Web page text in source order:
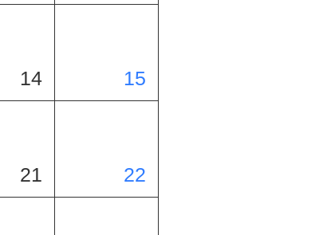
14 15
21 22